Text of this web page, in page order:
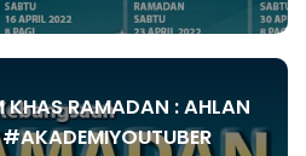
RAMADAN : AHLAN